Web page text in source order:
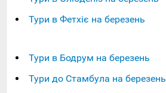
Тури в Фетхіє на березень
Тури в Бодрум на березень
Тури до Стамбула на березень